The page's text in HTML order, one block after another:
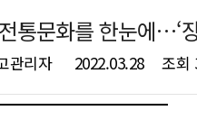
통문화를 한눈에…‘
관리자 2022.03.28 조회